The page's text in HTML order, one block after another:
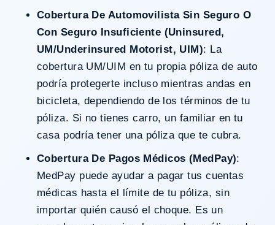
Cobertura De Automovilista Sin Seguro O
Con Seguro Insuficiente (Uninsured,
UM/Underinsured Motorist, UIM): La
cobertura UM/UIM en tu propia póliza de auto
podría protegerte incluso mientras andas en
bicicleta, dependiendo de los términos de tu
póliza. Si no tienes carro, un familiar en tu
casa podría tener una póliza que te cubra.
Cobertura De Pagos Médicos (MedPay):
MedPay puede ayudar a pagar tus cuentas
médicas hasta el límite de tu póliza, sin
importar quién causó el choque. Es un